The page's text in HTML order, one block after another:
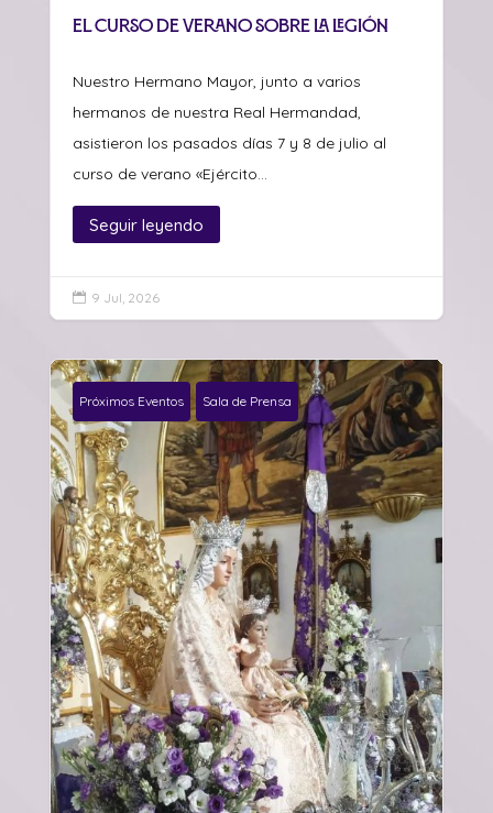
el curso de verano sobre La Legión
Nuestro Hermano Mayor, junto a varios
hermanos de nuestra Real Hermandad,
asistieron los pasados días 7 y 8 de julio al
curso de verano «Ejército...
Seguir leyendo
 9 Jul, 2026
Próximos Eventos Sala de Prensa